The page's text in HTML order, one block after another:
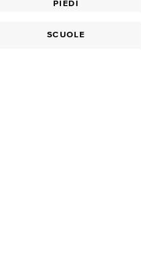
PIEDI
SCUOLE